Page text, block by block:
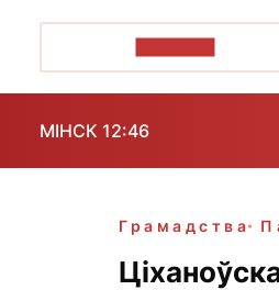
МІНСК 12:46
Грамадства